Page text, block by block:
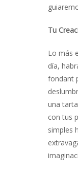
Tu
Lo más
día,
fondant
una
con tus
simples